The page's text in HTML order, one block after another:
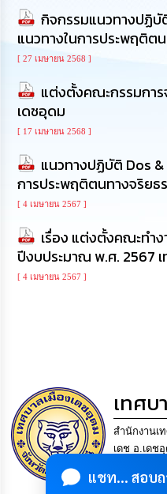
จัด
จ้าง
เงิน
การ
คลัง
นโยบาย
No
Gift
Policy
การ
ดำเนิน
การ
เพื่อ
เสริม
คุณธรรม
และ
ความ
โปร่งใส
กิจกรรมแนวทางปฏิบั
แนวทางในการประพฤติต
[ 27 เมษายน 2568 ]
แต่งตั้งคณะกรรมการ
เดชอุดม
[ 17 เมษายน 2568 ]
แนวทางปฏิบัติ Dos &
การประพฤติตนทางจริยธ
[ 4 เมษายน 2567 ]
เรื่อง แต่งตั้งคณะทำง
ปีงบประมาณ พ.ศ. 2567
[ 4 เมษายน 2567 ]
เทศบ
สำนักงานเ
เดช อ.เดช
แชท... สอบ